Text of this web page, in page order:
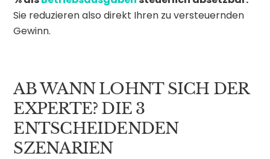
Sie reduzieren also direkt Ihren zu versteuernden
Gewinn.
AB WANN LOHNT SICH DER
EXPERTE? DIE 3
ENTSCHEIDENDEN
SZENARIEN